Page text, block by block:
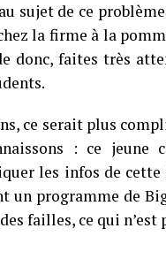
sujet de ce
la firme à la
donc, faites très
ce serait plus
: ce jeune
les infos de
un programme de
failles, ce qui n’est